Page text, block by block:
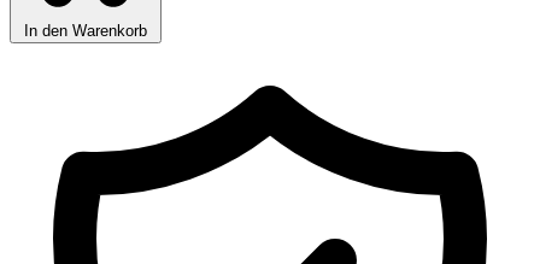
In den Warenkorb